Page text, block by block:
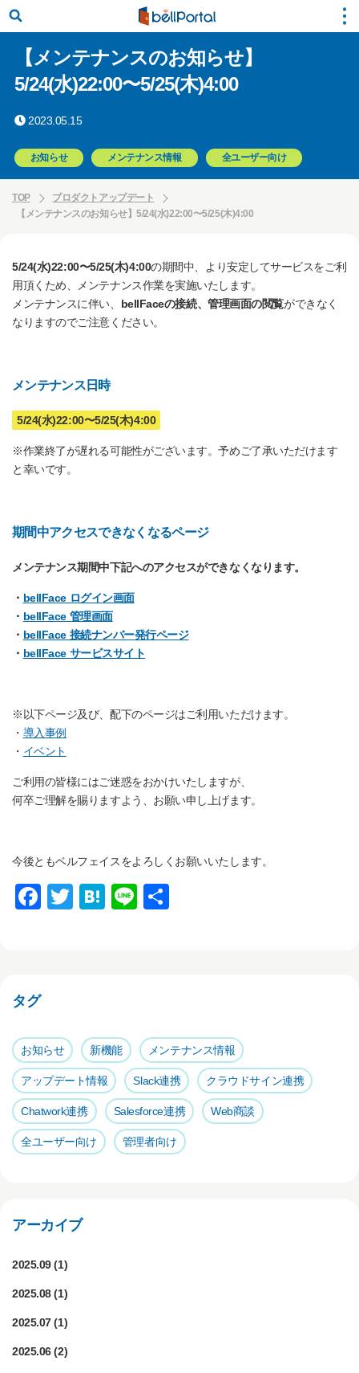
【メンテナンスのお知らせ】
5/24(水)22:00〜5/25(木)4:00
2023.05.15
お知らせ メンテナンス情報 全ユーザー向け
TOP
プロダクトアップデート
【メンテナンスのお知らせ】5/24(水)22:00〜5/25(木)4:00
5/24(水)22:00〜5/25(木)4:00の期間中、より安定してサービスをご利
用頂くため、メンテナンス作業を実施いたします。
メンテナンスに伴い、 bellFaceの接続、管理画面の閲覧ができなく
なりますのでご注意ください。
メンテナンス日時
5/24(水)22:00〜5/25(木)4:00
※作業終了が遅れる可能性がございます。予めご了承いただけます
と幸いです。
期間中アクセスできなくなるページ
メンテナンス期間中下記へのアクセスができなくなります。
・ bellFace ログイン画面
・ bellFace 管理画面
・ bellFace 接続ナンバー発行ページ
・ bellFace サービスサイト
※以下ページ及び、配下のページはご利用いただけます。
・ 導入事例
・ イベント
ご利用の皆様にはご迷惑をおかけいたしますが、
何卒ご理解を賜りますよう、お願い申し上げます。
今後ともベルフェイスをよろしくお願いいたします。
F
b
o
k
T
H
Li
タグ
お知らせ 新機能 メンテナンス情報
アップデート情報 Slack連携 クラウドサイン連携
Chatwork連携 Salesforce連携 Web商談
全ユーザー向け 管理者向け
アーカイブ
2025.09(1)
2025.08(1)
2025.07(1)
2025.06(2)